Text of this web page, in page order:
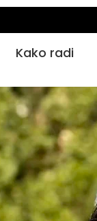
Kako radi